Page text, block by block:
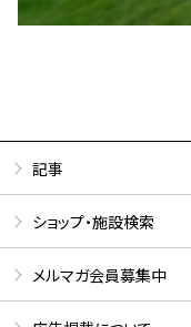
記事
ショップ・施設検索
メルマガ会員募集中